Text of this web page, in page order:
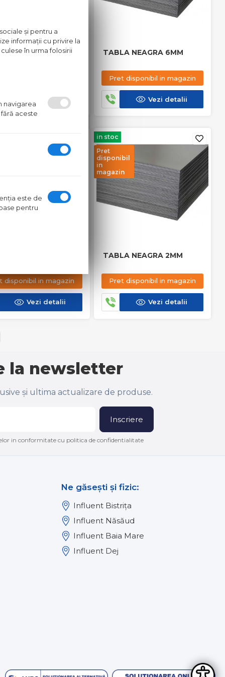
NEAGRA 8MM
Vezi detalii
TABLA NEAGRA 6MM
Pret disponibil in magazin
Vezi detalii
disponibil in magazin
Vezi detalii
in stoc
Pret
disponibil
in
magazin
TABLA NEAGRA 2MM
Pret disponibil in magazin
Vezi detalii
la newsletter
și ultima actualizare de produse.
Inscriere
in conformitate cu politica de confidentialitate
Ne găsești și fizic:
Influent Bistrița
Influent Năsăud
Influent Baia Mare
Influent Dej
și pentru a
informații cu privire la
în urma folosirii
navigarea
aceste
este de
pentru